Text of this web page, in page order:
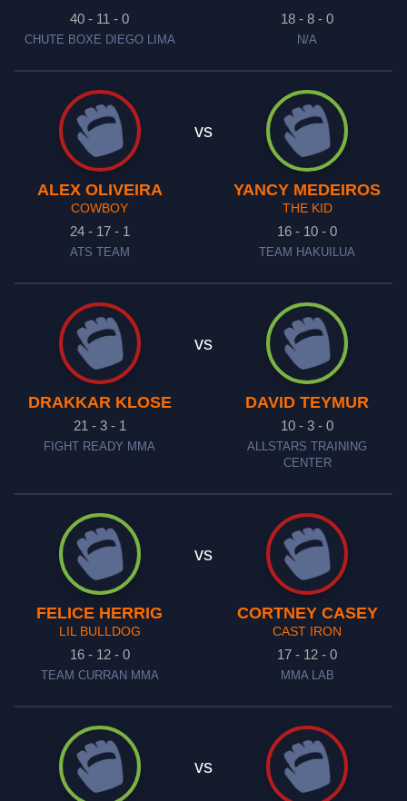
40 - 11 - 0
CHUTE BOXE DIEGO LIMA
18 - 8 - 0
N/A
ALEX OLIVEIRA
COWBOY
24 - 17 - 1
ATS TEAM
vs
YANCY MEDEIROS
THE KID
16 - 10 - 0
TEAM HAKUILUA
DRAKKAR KLOSE
21 - 3 - 1
FIGHT READY MMA
vs
DAVID TEYMUR
10 - 3 - 0
ALLSTARS TRAINING
CENTER
FELICE HERRIG
LIL BULLDOG
16 - 12 - 0
TEAM CURRAN MMA
vs
CORTNEY CASEY
CAST IRON
17 - 12 - 0
MMA LAB
vs